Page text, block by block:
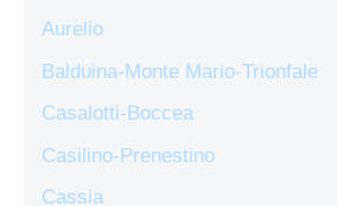
Aurelio
Balduina-Monte Mario-Trionfale
Casalotti-Boccea
Casilino-Prenestino
Cassia